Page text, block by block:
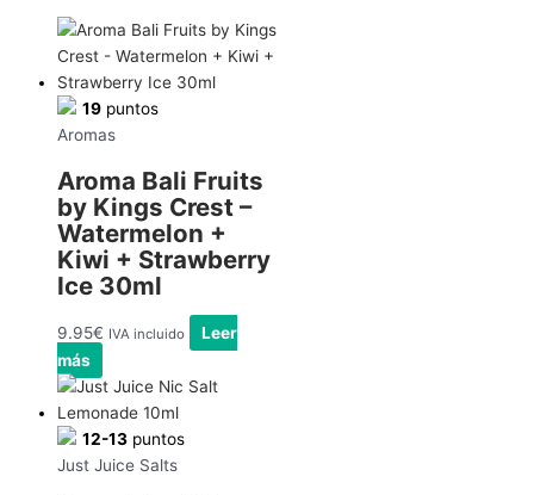
19 puntos
Aromas
Aroma Bali Fruits
by Kings Crest –
Watermelon +
Kiwi + Strawberry
Ice 30ml
9.95€ IVA incluido
Leer
más
12-13 puntos
Just Juice Salts